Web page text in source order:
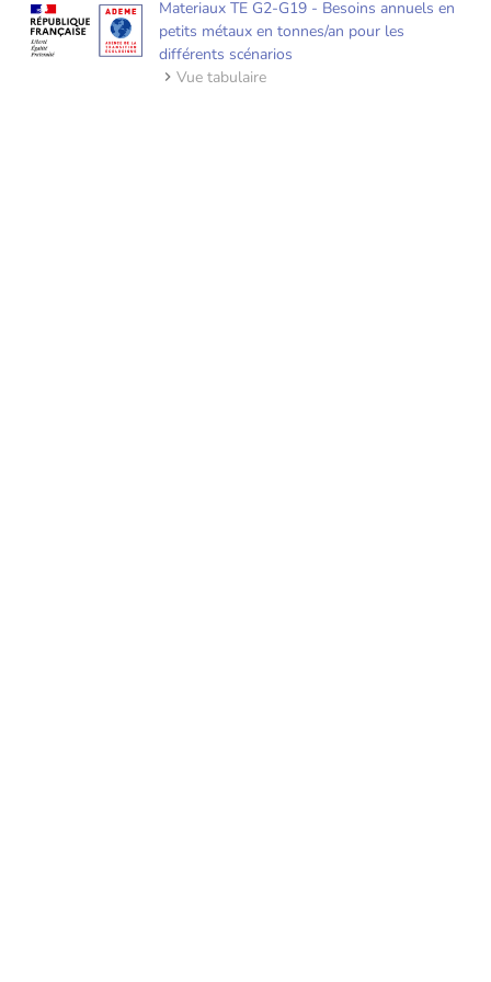
Materiaux TE G2-G19 - Besoins annuels en
petits métaux en tonnes/an pour les
différents scénarios
Vue tabulaire